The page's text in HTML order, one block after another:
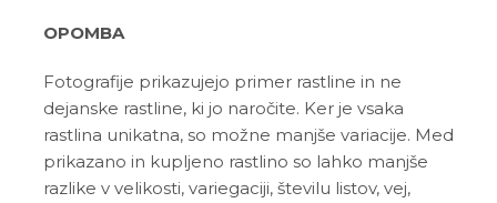
OPOMBA
Fotografije prikazujejo primer rastline in ne
dejanske rastline, ki jo naročite. Ker je vsaka
rastlina unikatna, so možne manjše variacije. Med
prikazano in kupljeno rastlino so lahko manjše
razlike v velikosti, variegaciji, številu listov, vej,